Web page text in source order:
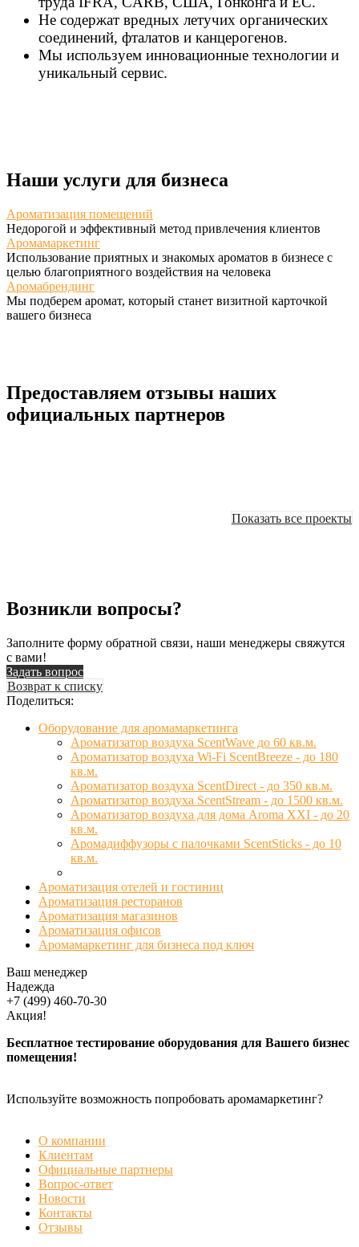
Не содержат вредных летучих органических
соединений, фталатов и канцерогенов.
Мы используем инновационные технологии и
уникальный сервис.
Наши услуги для бизнеса
Ароматизация помещений
Недорогой и эффективный метод привлечения клиентов
Аромамаркетинг
Использование приятных и знакомых ароматов в бизнесе с
целью благоприятного воздействия на человека
Аромабрендинг
Мы подберем аромат, который станет визитной карточкой
вашего бизнеса
Предоставляем отзывы наших
официальных партнеров
Показать все проекты
Возникли вопросы?
Заполните форму обратной связи, наши менеджеры свяжутся
с вами!
Задать вопрос
Возврат к списку
Поделиться:
Оборудование для аромамаркетинга
Ароматизатор воздуха ScentWave до 60 кв.м.
Ароматизатор воздуха Wi-Fi ScentBreeze - до 180
кв.м.
Ароматизатор воздуха ScentDirect - до 350 кв.м.
Ароматизатор воздуха ScentStream - до 1500 кв.м.
Ароматизатор воздуха для дома Aroma XXI - до 20
кв.м.
Аромадиффузоры с палочками ScentSticks - до 10
кв.м.
Ароматизация отелей и гостиниц
Ароматизация ресторанов
Ароматизация магазинов
Ароматизация офисов
Аромамаркетинг для бизнеса под ключ
Ваш менеджер
Надежда
+7 (499) 460-70-30
Акция!
Бесплатное тестирование оборудования для Вашего бизнес
помещения!
Используйте возможность попробовать аромамаркетинг?
О компании
Клиентам
Официальные партнеры
Вопрос-ответ
Новости
Контакты
Отзывы